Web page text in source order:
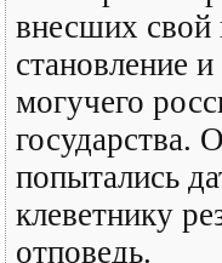
внесших свой
становление и
могучего
государства.
попытались
клеветнику
отповедь.